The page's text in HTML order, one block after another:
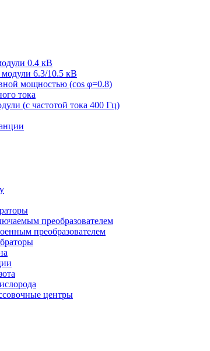
0.4 кВ
6.3/10.5 кВ
мощностью (cos φ=0.8)
тока
(с частотой тока 400 Гц)
преобразователем
преобразователем
центры